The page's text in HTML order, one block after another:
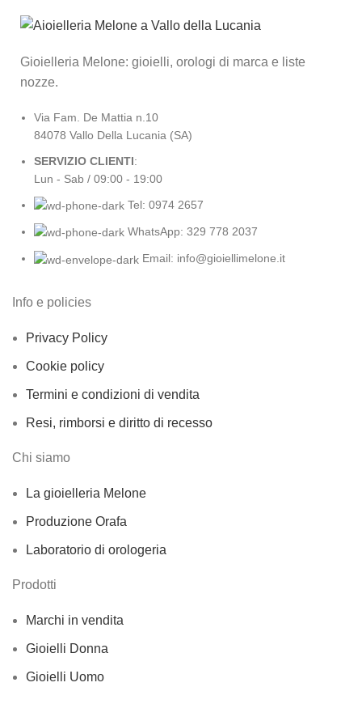
Gioielleria Melone: gioielli, orologi di marca e liste
nozze.
Via Fam. De Mattia n.10
84078 Vallo Della Lucania (SA)
SERVIZIO CLIENTI:
Lun - Sab / 09:00 - 19:00
Tel: 0974 2657
WhatsApp: 329 778 2037
Email: info@gioiellimelone.it
Info e policies
Privacy Policy
Cookie policy
Termini e condizioni di vendita
Resi, rimborsi e diritto di recesso
Chi siamo
La gioielleria Melone
Produzione Orafa
Laboratorio di orologeria
Prodotti
Marchi in vendita
Gioielli Donna
Gioielli Uomo